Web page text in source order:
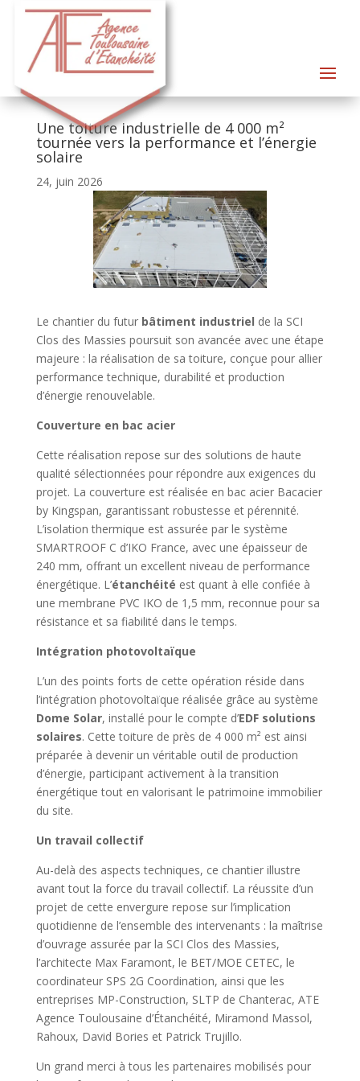
Une toiture industrielle de 4 000 m²
tournée vers la performance et l’énergie
solaire
24, juin 2026
Le chantier du futur bâtiment industriel de la SCI
Clos des Massies poursuit son avancée avec une étape
majeure : la réalisation de sa toiture, conçue pour allier
performance technique, durabilité et production
d’énergie renouvelable.
Couverture en bac acier
Cette réalisation repose sur des solutions de haute
qualité sélectionnées pour répondre aux exigences du
projet. La couverture est réalisée en bac acier Bacacier
by Kingspan, garantissant robustesse et pérennité.
L’isolation thermique est assurée par le système
SMARTROOF C d’IKO France, avec une épaisseur de
240 mm, offrant un excellent niveau de performance
énergétique. L’étanchéité est quant à elle confiée à
une membrane PVC IKO de 1,5 mm, reconnue pour sa
résistance et sa fiabilité dans le temps.
Intégration photovoltaïque
L’un des points forts de cette opération réside dans
l’intégration photovoltaïque réalisée grâce au système
Dome Solar, installé pour le compte d’EDF solutions
solaires. Cette toiture de près de 4 000 m² est ainsi
préparée à devenir un véritable outil de production
d’énergie, participant activement à la transition
énergétique tout en valorisant le patrimoine immobilier
du site.
Un travail collectif
Au-delà des aspects techniques, ce chantier illustre
avant tout la force du travail collectif. La réussite d’un
projet de cette envergure repose sur l’implication
quotidienne de l’ensemble des intervenants : la maîtrise
d’ouvrage assurée par la SCI Clos des Massies,
l’architecte Max Faramont, le BET/MOE CETEC, le
coordinateur SPS 2G Coordination, ainsi que les
entreprises MP-Construction, SLTP de Chanterac, ATE
Agence Toulousaine d’Étanchéité, Miramond Massol,
Rahoux, David Bories et Patrick Trujillo.
Un grand merci à tous les partenaires mobilisés pour